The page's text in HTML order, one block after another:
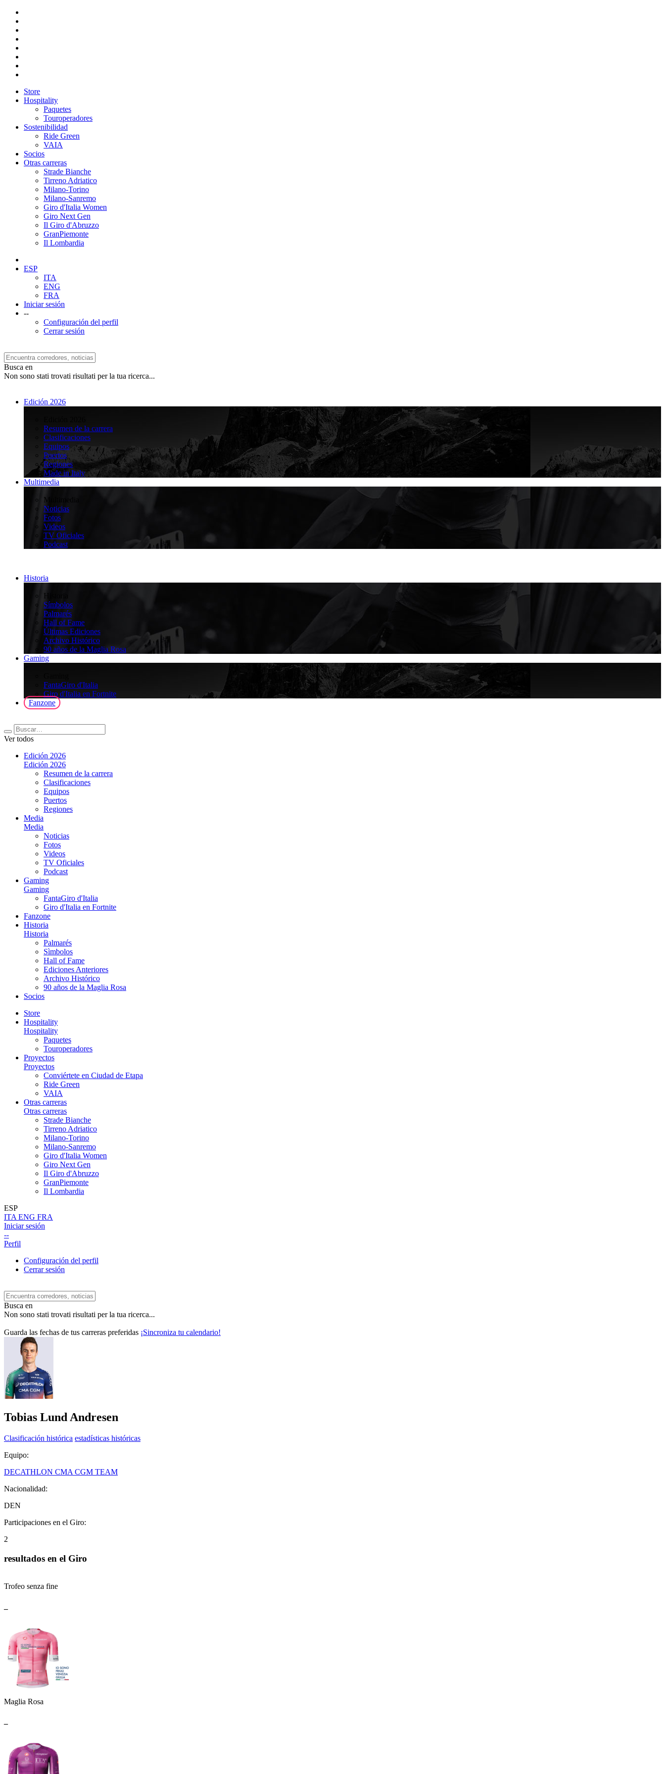
Store
Hospitality
Paquetes
Touroperadores
Sostenibilidad
Ride Green
VAIA
Socios
Otras carreras
Strade Bianche
Tirreno Adriatico
Milano-Torino
Milano-Sanremo
Giro d'Italia Women
Giro Next Gen
Il Giro d'Abruzzo
GranPiemonte
Il Lombardia
ESP
ITA
ENG
FRA
Iniciar sesión
--
Configuración del perfil
Cerrar sesión
Busca en
Non sono stati trovati risultati per la tua ricerca...
Edición 2026
Resumen de la carrera
Clasificaciones
Equipos
Puertos
Regiones
Made in Italy
Multimedia
Multimedia
Noticias
Fotos
Videos
TV Oficiales
Podcast
Historia
Historia
Símbolos
Palmarés
Hall of Fame
Últimas Ediciones
Archivo Histórico
90 años de la Maglia Rosa
Gaming
FantaGiro d'Italia
Giro d'Italia en Fortnite
Fanzone
Ver todos
Edición 2026
Edición 2026
Resumen de la carrera
Clasificaciones
Equipos
Puertos
Regiones
Media
Media
Noticias
Fotos
Videos
TV Oficiales
Podcast
Gaming
Gaming
FantaGiro d'Italia
Giro d'Italia en Fortnite
Fanzone
Historia
Historia
Palmarés
Sìmbolos
Hall of Fame
Ediciones Anteriores
Archivo Histórico
90 años de la Maglia Rosa
Socios
Store
Hospitality
Hospitality
Paquetes
Touroperadores
Proyectos
Proyectos
Conviértete en Ciudad de Etapa
Ride Green
VAIA
Otras carreras
Otras carreras
Strade Bianche
Tirreno Adriatico
Milano-Torino
Milano-Sanremo
Giro d'Italia Women
Giro Next Gen
Il Giro d'Abruzzo
GranPiemonte
Il Lombardia
ESP
ITA ENG FRA
Iniciar sesión
--
Perfil
Configuración del perfil
Cerrar sesión
Busca en
Non sono stati trovati risultati per la tua ricerca...
Guarda las fechas de tus carreras preferidas ¡Sincroniza tu calendario!
Tobias Lund Andresen
Clasificación histórica estadísticas históricas
Equipo:
DECATHLON CMA CGM TEAM
Nacionalidad:
DEN
Participaciones en el Giro:
2
resultados en el Giro
Trofeo senza fine
Maglia Rosa